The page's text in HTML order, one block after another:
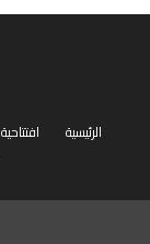
الرئيسية افتتاحية